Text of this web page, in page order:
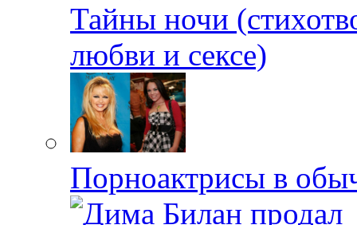
Тайны ночи
любви и сексе)
Порноактрисы в